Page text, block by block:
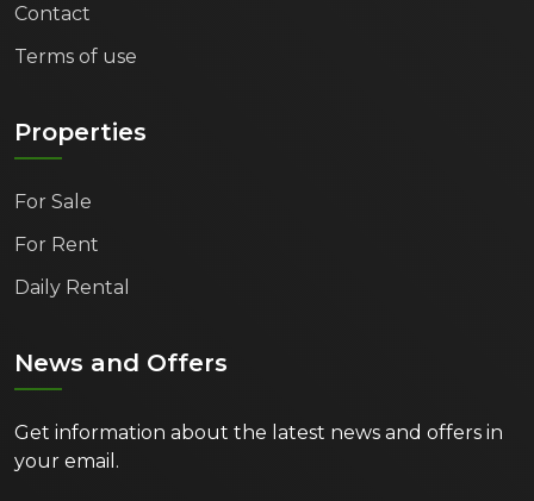
Contact
Terms of use
Properties
For Sale
For Rent
Daily Rental
News and Offers
Get information about the latest news and offers in
your email.